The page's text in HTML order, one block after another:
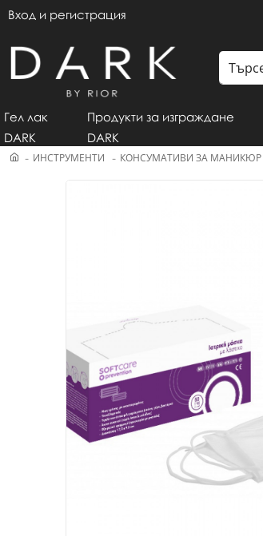
Вход и регистрация
Гел лак
DARK
Продукти за изграждане
DARK
ИНСТРУМЕНТИ КОНСУМАТИВИ ЗА МАНИКЮР